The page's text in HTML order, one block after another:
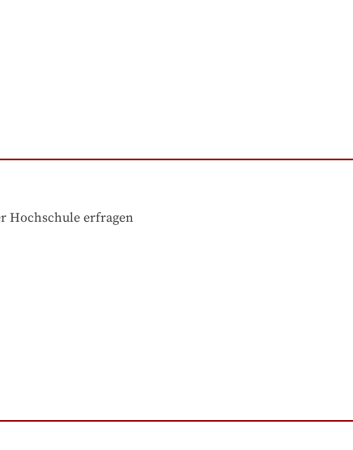
Hochschule erfragen